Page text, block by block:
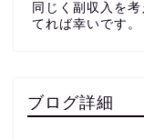
同じく副収入を
てれば幸いです。
ブログ詳細